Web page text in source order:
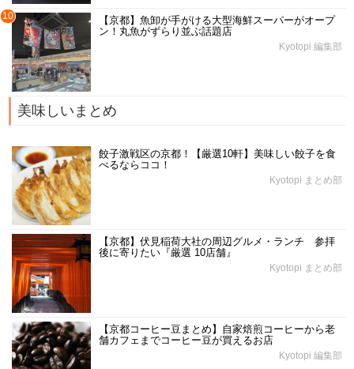
10
【京都】魚卸が手がける大型海鮮スーパーがオープ
ン！丸魚がずらり並ぶ話題店
Kyotopi 編集部
美味しいまとめ
餃子激戦区の京都！【厳選10軒】美味しい餃子を食
べるならココ！
Kyotopi まとめ部
【京都】伏見稲荷大社の周辺グルメ・ランチ 参拝
後に寄りたい『厳選 10店舗』
Kyotopi まとめ部
【京都コーヒー豆まとめ】自家焙煎コーヒーから老
舗カフェまでコーヒー豆が買えるお店
Kyotopi 編集部